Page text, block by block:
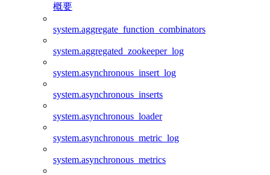
概要
system.aggregate_function_combinators
system.aggregated_zookeeper_log
system.asynchronous_insert_log
system.asynchronous_inserts
system.asynchronous_loader
system.asynchronous_metric_log
system.asynchronous_metrics